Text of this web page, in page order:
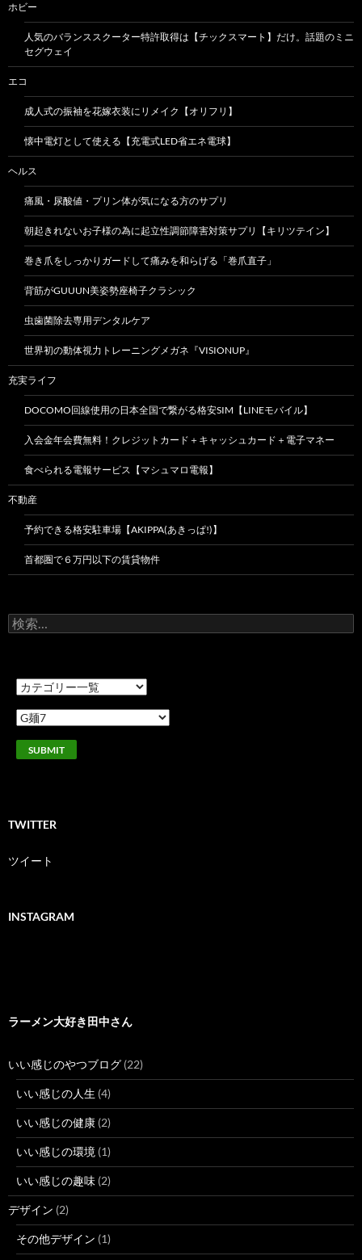
ホビー
人気のバランススクーター特許取得は【チックスマート】だけ。話題のミニ
セグウェイ
エコ
成人式の振袖を花嫁衣装にリメイク【オリフリ】
懐中電灯として使える【充電式LED省エネ電球】
ヘルス
痛風・尿酸値・プリン体が気になる方のサプリ
朝起きれないお子様の為に起立性調節障害対策サプリ【キリツテイン】
巻き爪をしっかりガードして痛みを和らげる「巻爪直子」
背筋がGUUUN美姿勢座椅子クラシック
虫歯菌除去専用デンタルケア
世界初の動体視力トレーニングメガネ『VISIONUP』
充実ライフ
DOCOMO回線使用の日本全国で繋がる格安SIM【LINEモバイル】
入会金年会費無料！クレジットカード＋キャッシュカード＋電子マネー
食べられる電報サービス【マシュマロ電報】
不動産
予約できる格安駐車場【AKIPPA(あきっぱ!)】
首都圏で６万円以下の賃貸物件
検
索:
TWITTER
ツイート
INSTAGRAM
ラーメン大好き田中さん
いい感じのやつブログ (22)
いい感じの人生 (4)
いい感じの健康 (2)
いい感じの環境 (1)
いい感じの趣味 (2)
デザイン (2)
その他デザイン (1)